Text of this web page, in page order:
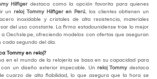
Hilfiger destaca como la opción favorita para quienes
un reloj Tommy Hilfiger en Perú, los clientes obtienen un
inoxidable y cristales de alta resistencia, materiales
del uso constante. La firma estadounidense trae lo mejor
Oechsle.pe, ofreciendo modelos con ofertas que aseguran
cada segundo del día.
Tommy en reloj?
en el mundo de la relojería se basa en su capacidad para
un diseño exterior impecable. Un reloj Tommydestaca
cuarzo de alta fiabilidad, lo que asegura que la hora se